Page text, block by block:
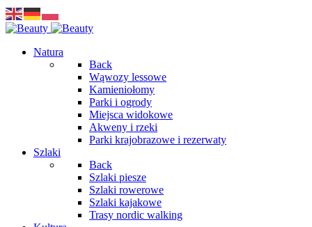
Natura
Back
Wąwozy lessowe
Kamieniołomy
Parki i ogrody
Miejsca widokowe
Akweny i rzeki
Parki krajobrazowe i rezerwaty
Szlaki
Back
Szlaki piesze
Szlaki rowerowe
Szlaki kajakowe
Trasy nordic walking